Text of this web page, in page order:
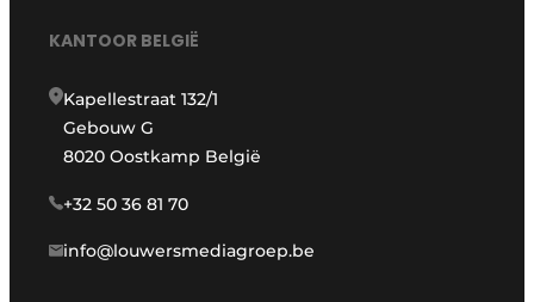
KANTOOR BELGIË
Kapellestraat 132/1
Gebouw G
8020 Oostkamp België
+32 50 36 81 70
info@louwersmediagroep.be